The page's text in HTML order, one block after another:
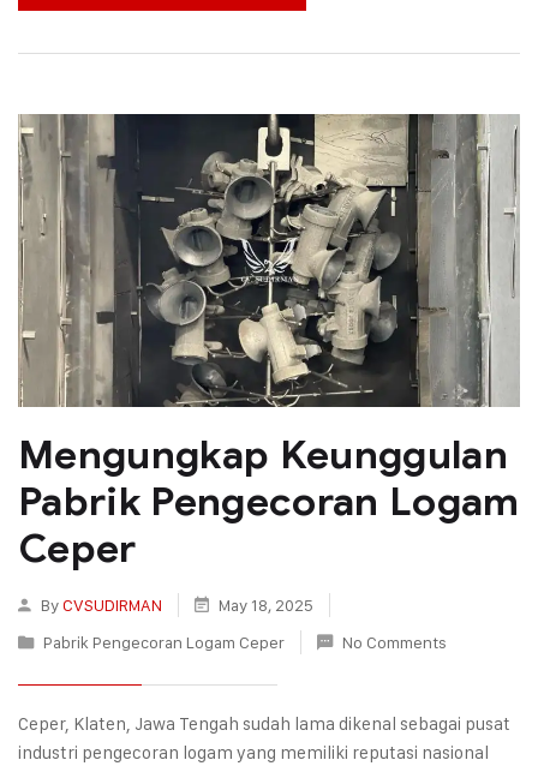
Mengungkap Keunggulan
Pabrik Pengecoran Logam
Ceper
ByCVSUDIRMAN
May 18, 2025
Pabrik Pengecoran Logam Ceper
No Comments
Ceper, Klaten, Jawa Tengah sudah lama dikenal sebagai pusat
industri pengecoran logam yang memiliki reputasi nasional